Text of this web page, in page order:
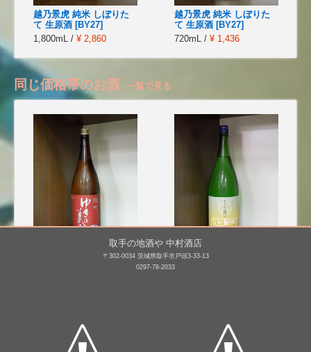
越乃景虎 純米 しぼりた
て 生原酒 [BY27]
1,800mL / ¥ 2,860
越乃景虎 純米 しぼりた
て 生原酒 [BY27]
720mL / ¥ 1,436
同じ価格帯のお酒 一覧で見る
ゆきの美人 純米吟醸 雄
明鏡止水 純米吟醸 無濾
過生詰原酒 甕口(瓶燗火
取手の地酒や 中村酒店
〒302-0034 茨城県取手市戸頭3-33-13
0297-78-2033